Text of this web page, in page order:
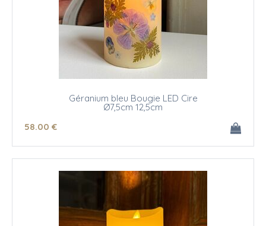
Géranium bleu Bougie LED Cire
Ø7,5cm 12,5cm
58.00 €